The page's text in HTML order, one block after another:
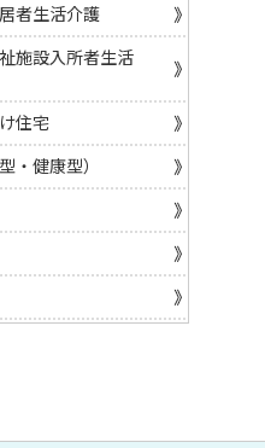
者生活介護
施設入所者生活
住宅
・健康型）